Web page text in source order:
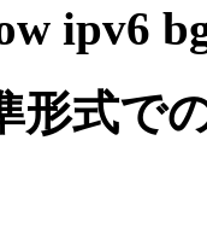
ipv6
形式で